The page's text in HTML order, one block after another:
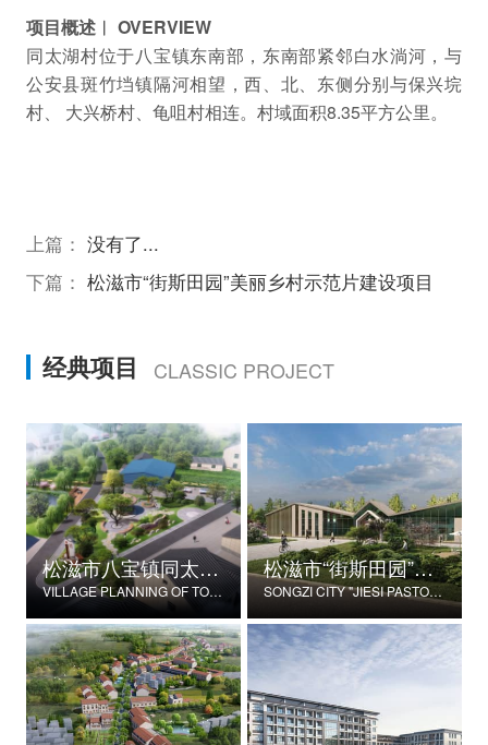
项目概述︱ OVERVIEW
同太湖村位于八宝镇东南部，东南部紧邻白水淌河，与
公安县斑竹垱镇隔河相望，西、北、东侧分别与保兴垸
村、 大兴桥村、龟咀村相连。村域面积8.35平方公里。
上篇： 没有了...
下篇： 松滋市“街斯田园”美丽乡村示范片建设项目
经典项目 CLASSIC PROJECT
松滋市八宝镇同太湖村村庄规划
VILLAGE PLANNING OF TONGTAIHU VILLAGE, BABAO TOWN, SONGZI CITY
松滋市“街斯田园”美丽乡村示范片建设项目
SONGZI CITY "JIESI PASTORAL" BEAUTIFUL RURAL DEMONSTRATION FILM CONSTRUCTION PROJECT